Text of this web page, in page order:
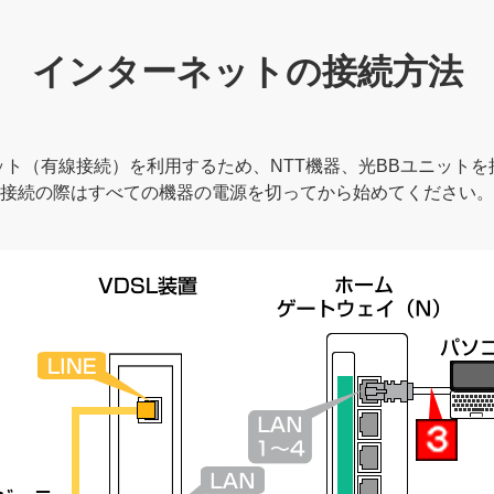
インターネットの接続方法
ト（有線接続）を利用するため、NTT機器、光BBユニットを
接続の際はすべての機器の電源を切ってから始めてください。